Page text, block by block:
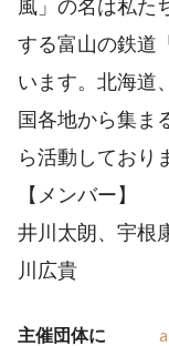
風」の名は私た
する富山の鉄道
います。北海道
国各地から集ま
ら活動しており
【メンバー】
井川太朗、宇根
川広貴
主催団体に